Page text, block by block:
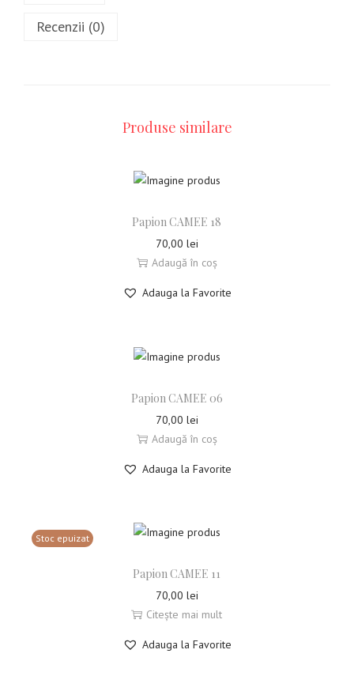
Recenzii (0)
Produse similare
Papion CAMEE 18
70,00 lei
Adaugă în coș
Adauga la Favorite
Papion CAMEE 06
70,00 lei
Adaugă în coș
Adauga la Favorite
Stoc epuizat
Papion CAMEE 11
70,00 lei
Citește mai mult
Adauga la Favorite